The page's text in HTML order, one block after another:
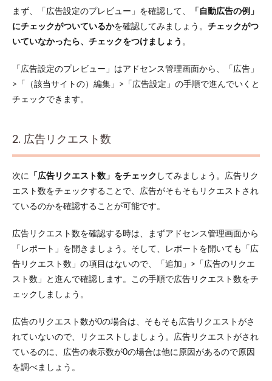
ある
2. 広
掲載
数が
多す
ぎる
3. PIN
コー
ドが
され
てい
4. 広
ード
が間
てい
る・
が間
違っ
てい
る
3.5
5.
まず、「広告設定のプレビュー」を確認して、
「自動広告の例」
にチェックがついているかを確認してみましょう。 チェックがつ
いていなかったら、チェックをつけましょう 。
「広告設定のプレビュー」はアドセンス管理画面から、「広告」
>「（該当サイトの）編集」>「広告設定」の手順で進んでいくと
チェックできます。
2. 広告リクエスト数
次に 「広告リクエスト数」をチェック してみましょう。広告リク
エスト数をチェックすることで、広告がそもそもリクエストされ
ているのかを確認することが可能です。
広告リクエスト数を確認する時は、まずアドセンス管理画面から
「レポート」を開きましょう。そして、レポートを開いても「広
告リクエスト数」の項目はないので、「追加」>「広告のリクエ
スト数」と進んで確認します。この手順で広告リクエスト数をチ
ェックしましょう。
広告のリクエスト数が0の場合は、そもそも広告リクエストがさ
れていないので、リクエストしましょう。広告リクエストがされ
ているのに、広告の表示数が0の場合は他に原因があるので原因
を調べましょう。